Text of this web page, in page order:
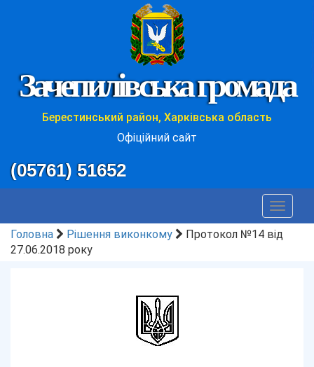
Зачепилівська громада
Берестинський район, Харківська область
Офіційний сайт
(05761) 51652
Toggle
Головна
Рішення виконкому
Протокол №14 від
27.06.2018 року